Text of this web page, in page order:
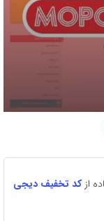
ازکد تخفیف دیجی